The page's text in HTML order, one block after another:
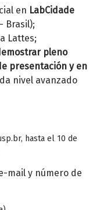
en LabCidade
Brasil);
Lattes;
pleno
presentación y en
nivel avanzado
hasta el 10 de
mail y número de